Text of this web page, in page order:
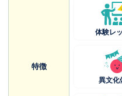
特徴
体験レ
異文化